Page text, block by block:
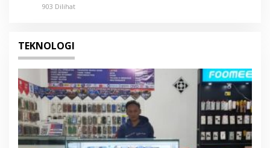
903 Dilihat
TEKNOLOGI